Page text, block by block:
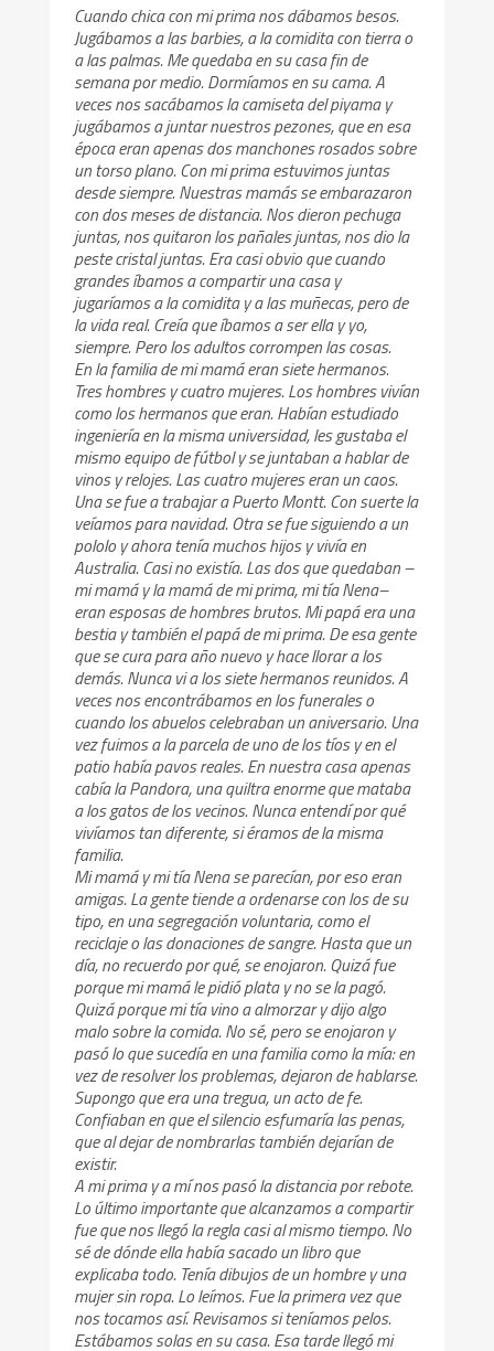
Cuando chica con mi prima nos dábamos besos.
Jugábamos a las barbies, a la comidita con tierra o
a las palmas. Me quedaba en su casa fin de
semana por medio. Dormíamos en su cama. A
veces nos sacábamos la camiseta del piyama y
jugábamos a juntar nuestros pezones, que en esa
época eran apenas dos manchones rosados sobre
un torso plano. Con mi prima estuvimos juntas
desde siempre. Nuestras mamás se embarazaron
con dos meses de distancia. Nos dieron pechuga
juntas, nos quitaron los pañales juntas, nos dio la
peste cristal juntas. Era casi obvio que cuando
grandes íbamos a compartir una casa y
jugaríamos a la comidita y a las muñecas, pero de
la vida real. Creía que íbamos a ser ella y yo,
siempre. Pero los adultos corrompen las cosas.
En la familia de mi mamá eran siete hermanos.
Tres hombres y cuatro mujeres. Los hombres vivían
como los hermanos que eran. Habían estudiado
ingeniería en la misma universidad, les gustaba el
mismo equipo de fútbol y se juntaban a hablar de
vinos y relojes. Las cuatro mujeres eran un caos.
Una se fue a trabajar a Puerto Montt. Con suerte la
veíamos para navidad. Otra se fue siguiendo a un
pololo y ahora tenía muchos hijos y vivía en
Australia. Casi no existía. Las dos que quedaban –
mi mamá y la mamá de mi prima, mi tía Nena–
eran esposas de hombres brutos. Mi papá era una
bestia y también el papá de mi prima. De esa gente
que se cura para año nuevo y hace llorar a los
demás. Nunca vi a los siete hermanos reunidos. A
veces nos encontrábamos en los funerales o
cuando los abuelos celebraban un aniversario. Una
vez fuimos a la parcela de uno de los tíos y en el
patio había pavos reales. En nuestra casa apenas
cabía la Pandora, una quiltra enorme que mataba
a los gatos de los vecinos. Nunca entendí por qué
vivíamos tan diferente, si éramos de la misma
familia.
Mi mamá y mi tía Nena se parecían, por eso eran
amigas. La gente tiende a ordenarse con los de su
tipo, en una segregación voluntaria, como el
reciclaje o las donaciones de sangre. Hasta que un
día, no recuerdo por qué, se enojaron. Quizá fue
porque mi mamá le pidió plata y no se la pagó.
Quizá porque mi tía vino a almorzar y dijo algo
malo sobre la comida. No sé, pero se enojaron y
pasó lo que sucedía en una familia como la mía: en
vez de resolver los problemas, dejaron de hablarse.
Supongo que era una tregua, un acto de fe.
Confiaban en que el silencio esfumaría las penas,
que al dejar de nombrarlas también dejarían de
existir.
A mi prima y a mí nos pasó la distancia por rebote.
Lo último importante que alcanzamos a compartir
fue que nos llegó la regla casi al mismo tiempo. No
sé de dónde ella había sacado un libro que
explicaba todo. Tenía dibujos de un hombre y una
mujer sin ropa. Lo leímos. Fue la primera vez que
nos tocamos así. Revisamos si teníamos pelos.
Estábamos solas en su casa. Esa tarde llegó mi